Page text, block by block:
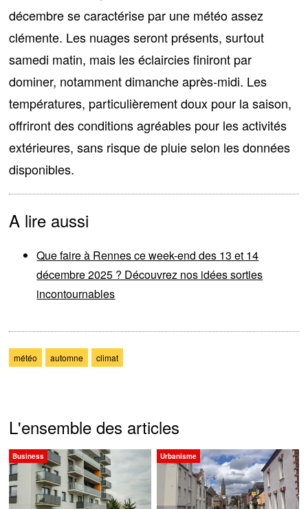
décembre se caractérise par une météo assez
clémente. Les nuages seront présents, surtout
samedi matin, mais les éclaircies finiront par
dominer, notamment dimanche après-midi. Les
températures, particulièrementdoux pour la saison,
offriront des conditions agréables pour les activités
extérieures, sans risque de pluie selon les données
disponibles.
A lire aussi
Que faire à Rennes ce week-end des 13 et 14
décembre 2025 ? Découvrez nos idées sorties
incontournables
météo automne climat
L'ensemble des articles
Business Urbanisme